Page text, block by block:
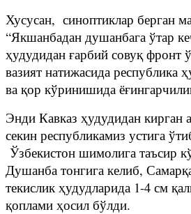
Хусусан, синоптиклар берган
“Якшанбадан душанбага ўтар
ҳудудидан ғарбий совуқ фронт
вазият натижасида республика
ва қор кўринишида
Энди Кавказ ҳудудидан кирган
секин республикамиз устига
Ўзбекистон шимолига таъсир
Душанба тонгига келиб,
текислик ҳудудларида 1-4 см
қоплами ҳосил бўлди.